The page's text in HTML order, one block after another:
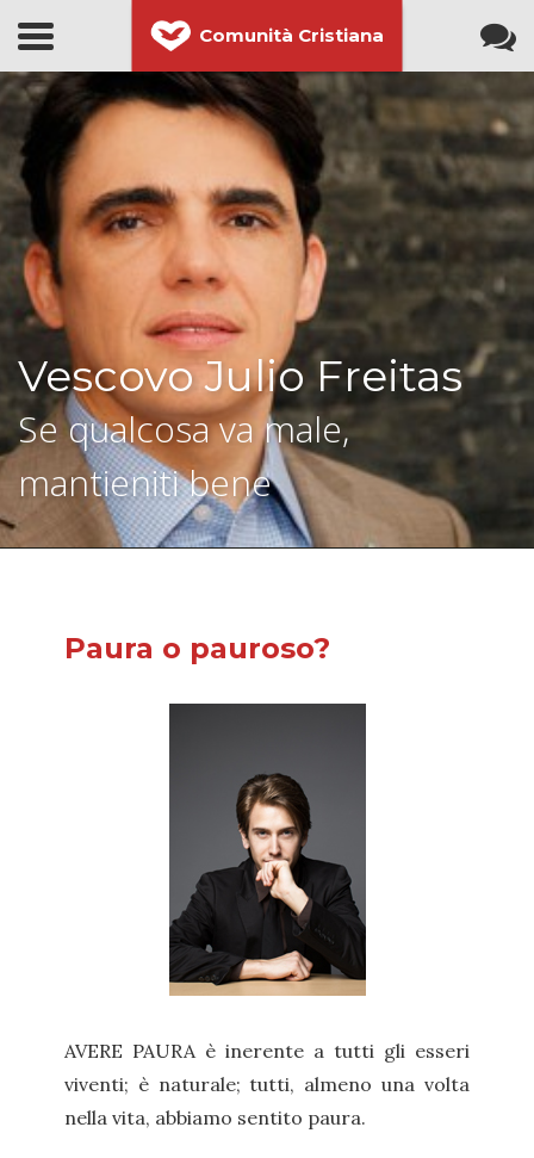
Comunità Cristiana
Vescovo Julio Freitas
Se qualcosa va male,
mantieniti bene
Paura o pauroso?
AVERE PAURA è inerente a tutti gli esseri
viventi; è naturale; tutti, almeno una volta
nella vita, abbiamo sentito paura.